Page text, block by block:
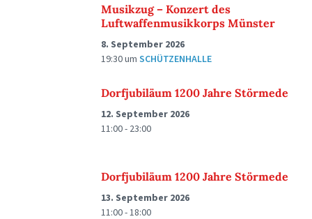
Musikzug – Konzert des
Luftwaffenmusikkorps Münster
8. September 2026
19:30um SCHÜTZENHALLE
Dorfjubiläum 1200 Jahre Störmede
12. September 2026
11:00 - 23:00
Dorfjubiläum 1200 Jahre Störmede
13. September 2026
11:00 - 18:00